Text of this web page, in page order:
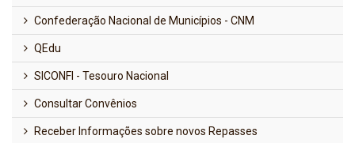
Confederação Nacional de Municípios - CNM
QEdu
SICONFI - Tesouro Nacional
Consultar Convênios
Receber Informações sobre novos Repasses